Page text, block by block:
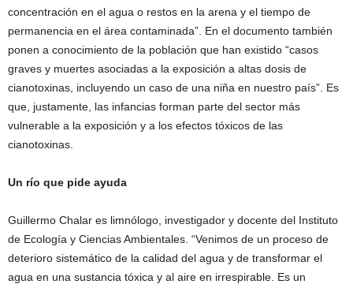
concentración en el agua o restos en la arena y el tiempo de
permanencia en el área contaminada”. En el documento también
ponen a conocimiento de la población que han existido “casos
graves y muertes asociadas a la exposición a altas dosis de
cianotoxinas, incluyendo un caso de una niña en nuestro país”. Es
que, justamente, las infancias forman parte del sector más
vulnerable a la exposición y a los efectos tóxicos de las
cianotoxinas.
Un río que pide ayuda
Guillermo Chalar es limnólogo, investigador y docente del Instituto
de Ecología y Ciencias Ambientales. “Venimos de un proceso de
deterioro sistemático de la calidad del agua y de transformar el
agua en una sustancia tóxica y al aire en irrespirable. Es un